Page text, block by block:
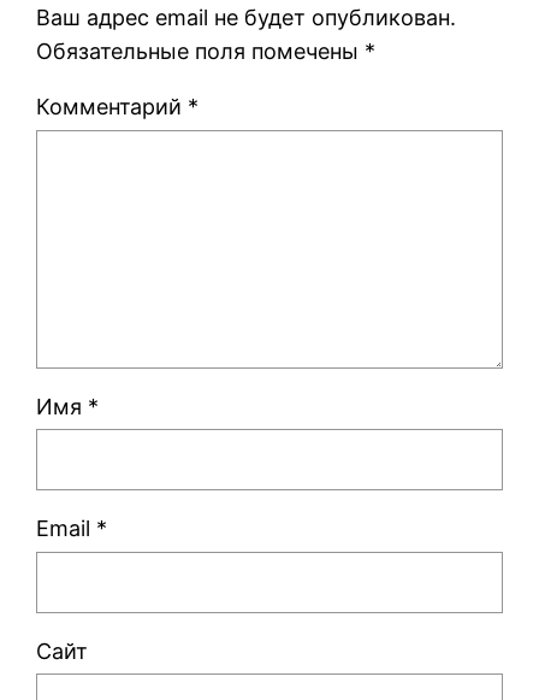
Ваш адрес email не будет опубликован.
Обязательные поля помечены *
Комментарий *
Имя *
Email *
Сайт